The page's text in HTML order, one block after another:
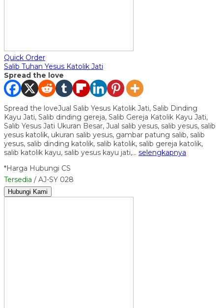
Quick Order
Salib Tuhan Yesus Katolik Jati
Spread the love
Spread the loveJual Salib Yesus Katolik Jati, Salib Dinding
Kayu Jati, Salib dinding gereja, Salib Gereja Katolik Kayu Jati,
Salib Yesus Jati Ukuran Besar, Jual salib yesus, salib yesus, salib
yesus katolik, ukuran salib yesus, gambar patung salib, salib
yesus, salib dinding katolik, salib katolik, salib gereja katolik,
salib katolik kayu, salib yesus kayu jati,… selengkapnya
*Harga Hubungi CS
Tersedia / AJ-SY 028
Hubungi Kami